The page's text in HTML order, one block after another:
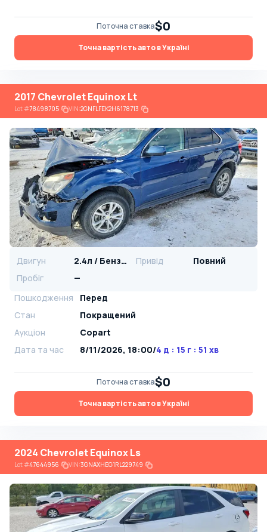
Поточна ставка$0
Точна вартість авто в Україні
2017 Chevrolet Equinox Lt
Lot#78498705 VIN:2GNFLFEK2H6178713
Двигун 2.4л / Бензин Привід
Повний
Пробіг
—
Пошкодження
Перед
Стан
Покращений
Аукціон
Copart
Дата та час
8/11/2026, 18:00/4 д : 15 г : 51 хв
Поточна ставка$0
Точна вартість авто в Україні
2024 Chevrolet Equinox Ls
Lot#47644956 VIN:3GNAXHEG1RL229749